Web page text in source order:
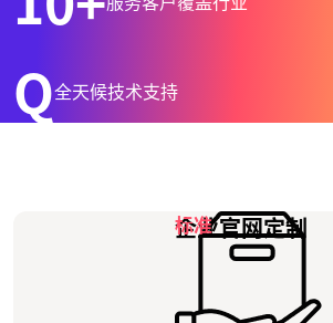
Q全天候技术支持
企业官网定制
标准